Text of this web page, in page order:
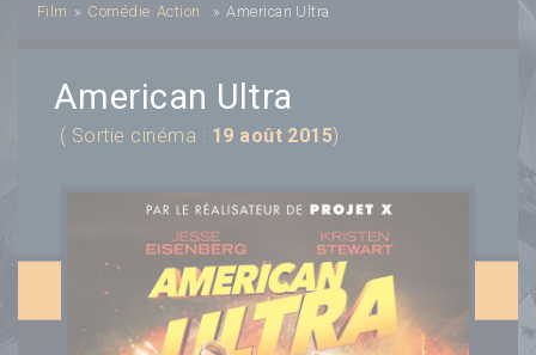
Film » Comédie Action » American Ultra
American Ultra
( Sortie cinéma : 19 août 2015)